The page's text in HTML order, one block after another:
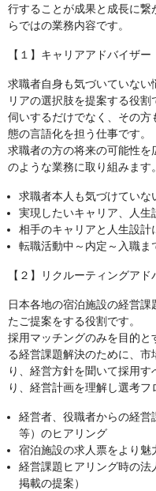
行することが成果と成長に
らではの業務内容です。
【１】キャリアアドバイザー
求職者自身も気づいていない
リアの選択肢を提案する役
伺いするだけでなく、その
態の言語化を担う仕事です。
求職者の方の将来の可能性
のような業務に取り組みます。
求職者本人も気づけてい
実現したいキャリア、人生
相手のキャリアと人生設計
転職活動中～内定～入職ま
【２】リクルーティングアド
日本各地の宿泊施設の経営
たご提案をする役割です。
採用マッチングのみを目的
る経営課題解決のために、
り、経営方針を聞いて採用
り、経営計画を理解し選考フ
経営者、役職者からの経
等）のヒアリング
宿泊施設の求人票をより魅
経営課題ヒアリング時の
掲載の提案）